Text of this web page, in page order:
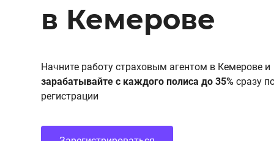
НСЖ
в Кемерове
Начните работу страховым агентом в Кемерове и
зарабатывайте с каждого полиса до 35% сразу
регистрации